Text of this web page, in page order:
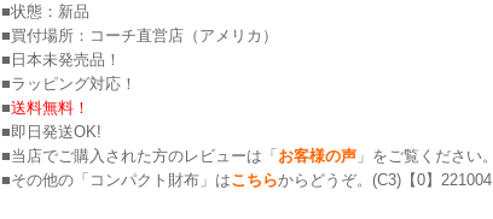
■状態：新品
■買付場所：コーチ直営店（アメリカ）
■日本未発売品！
■ラッピング対応！
■送料無料！
■即日発送OK!
■当店でご購入された方のレビューは「 お客様の声 」をご覧ください。
■その他の「コンパクト財布」はこちらからどうぞ。(C3)【0】221004